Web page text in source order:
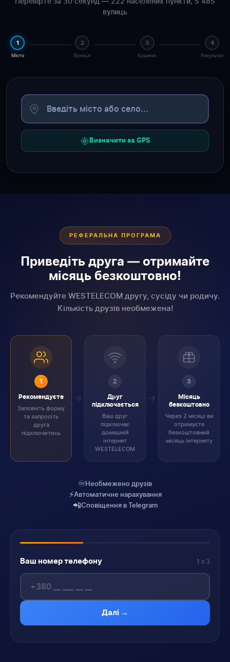
вулиць
1
Місто
2
Вулиця
3
Будинок
4
Результат
Визначити за GPS
РЕФЕРАЛЬНА ПРОГРАМА
Приведіть друга — отримайте
місяць безкоштовно!
Рекомендуйте WESTELECOM другу, сусіду чи родичу.
Кількість друзів необмежена!
1
Рекомендуєте
Заповніть форму
та запросіть
друга
підключитись
2
Друг
підключається
Ваш друг
підключає
домашній
інтернет
WESTELECOM
3
Місяць
безкоштовно
Через 2 місяці ви
отримуєте
безкоштовний
місяць інтернету
♾️Необмежено друзів
⚡Автоматичне нарахування
📲Сповіщення в Telegram
Ваш номер телефону 1 з 3
Далі →